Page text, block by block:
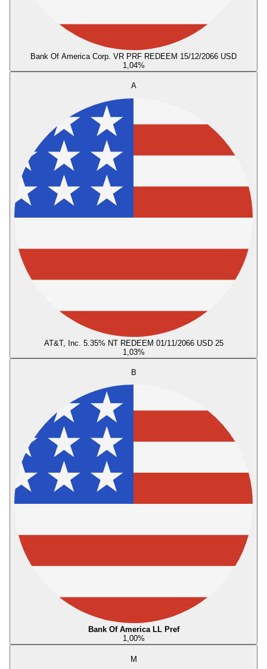
Bank Of America Corp. VR PRF REDEEM 15/12/2066 USD
1,04%
A
AT&T, Inc. 5.35% NT REDEEM 01/11/2066 USD 25
1,03%
B
Bank Of America LL Pref
1,00%
M